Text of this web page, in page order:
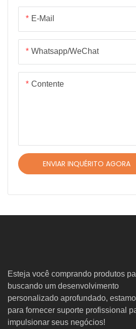
E-Mail
Whatsapp/WeChat
Contente
ENVIAR INQUÉRITO AGORA
Esteja você comprando produtos
buscando um desenvolvimento
personalizado aprofundado,
para fornecer suporte profissional
impulsionar seus negócios!